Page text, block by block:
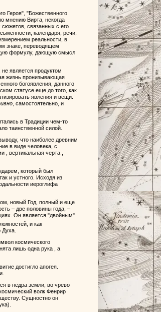
Героя", "Божественного
мнению Вирта, некогда
сюжетов, связанных с его
календаря, речи,
реальности, в
знаке, переводящем
формулу, дающую смысл
является продуктом
жизнь пронизывающая
богоявления, данного
статусе еще до того, как
явления и вещи.
, самостоятельно, и
в Традиции чем-то
таинственной силой.
что наиболее древним
в виде человека, с
вертикальная черта ,
который был
и устного. Исходя из
иероглифа
новый Год, полный и еще
– две половины года, –
Он является "двойным"
и как
космического
лишь одна рука , а
достигло апогея.
в недра земли, во чрево
волк Фенрир
Сущностно он